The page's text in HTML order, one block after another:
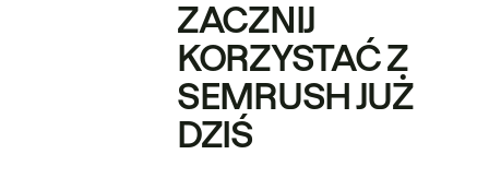
ZACZNIJ
KORZYSTAĆ Z
SEMRUSH JUŻ
DZIŚ